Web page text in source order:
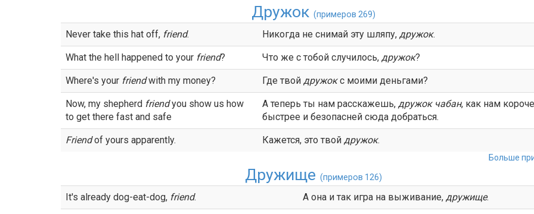
Дружок (примеров 269)
Never take this hat off, friend. Никогда не снимай эту шляпу, дружок.
What the hell happened to your friend? Что же с тобой случилось, дружок?
Where's your friendwith my money? Где твой дружокс моими деньгами?
Now, my shepherd friendyou show us how
to get there fast and safe
А теперь ты нам расскажешь, дружок чабан, как нам
быстрее и безопасней сюда добраться.
Friendof yours apparently. Кажется, это твой дружок.
Больше
Дружище (примеров 126)
It's already dog-eat-dog, friend. А она и так игра на выживание, дружище.